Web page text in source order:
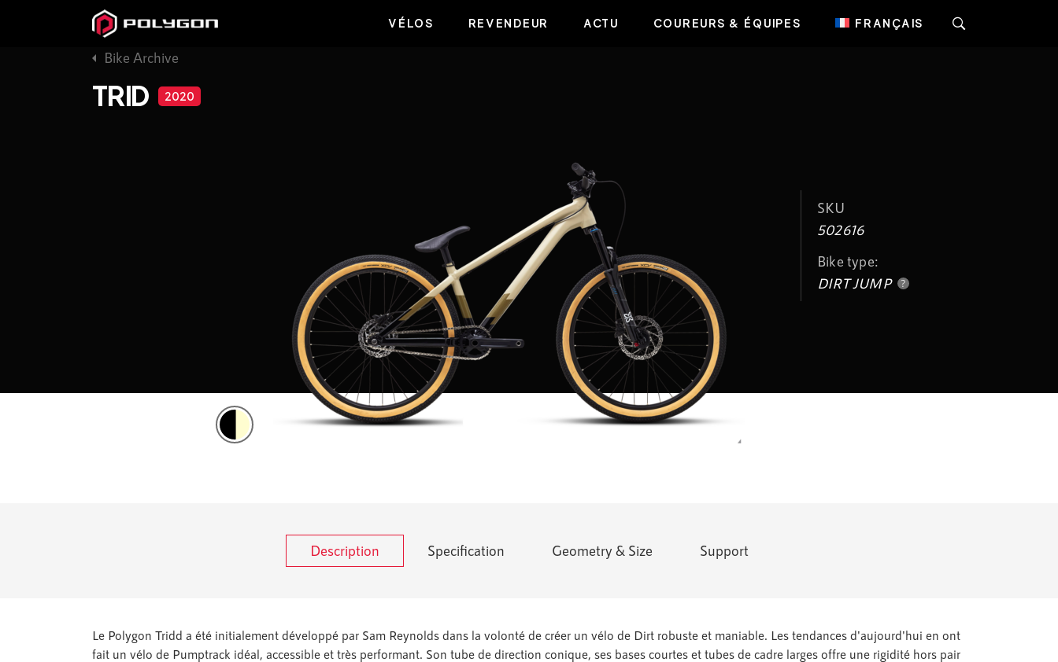
VÉLOS REVENDEUR ACTU COUREURS & ÉQUIPES FRANÇAIS
Bike Archive
TRID 2020
SKU
502616
Bike type:
DIRT JUMP
?
Description Specification Geometry & Size Support
Le Polygon Tridd a été initialement développé par Sam Reynolds dans la volonté de créer un vélo de Dirt robuste et maniable. Les tendances d'aujourd'hui en ont
fait un vélo de Pumptrack idéal, accessible et très performant. Son tube de direction conique, ses bases courtes et tubes de cadre larges offre une rigidité hors pair